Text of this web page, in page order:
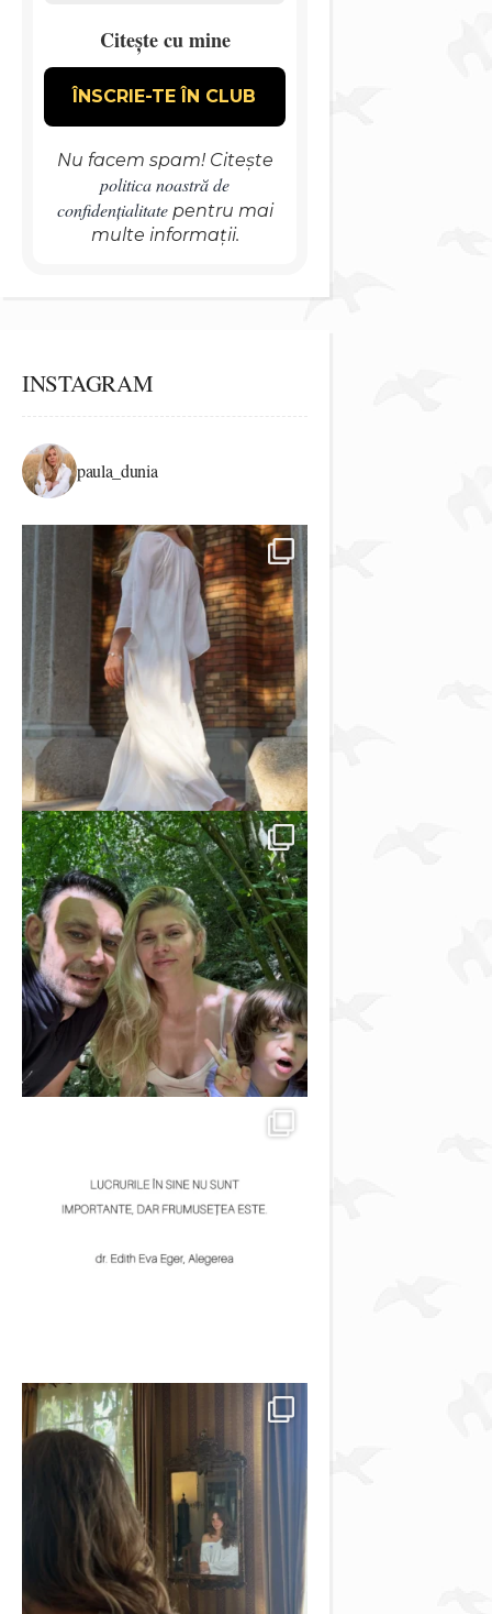
Citește cu mine
Nu facem spam! Citește
politica noastră de
confidențialitatepentru mai
multe informații.
INSTAGRAM
paula_dunia